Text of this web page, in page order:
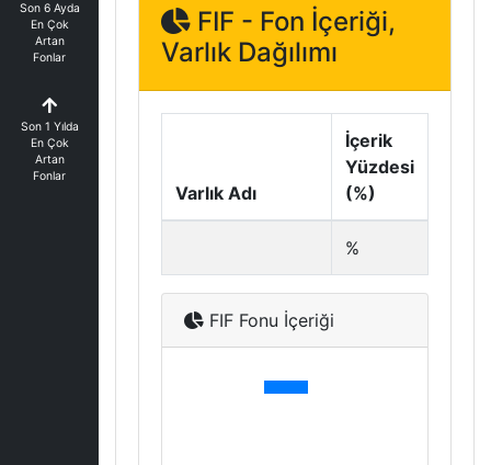
Son 6 Ayda
En Çok
Artan
Fonlar
Son 1 Yılda
En Çok
Artan
Fonlar
FIF - Fon İçeriği,
Varlık Dağılımı
Varlık Adı
İçerik
Yüzdesi
(%)
%
FIF Fonu İçeriği